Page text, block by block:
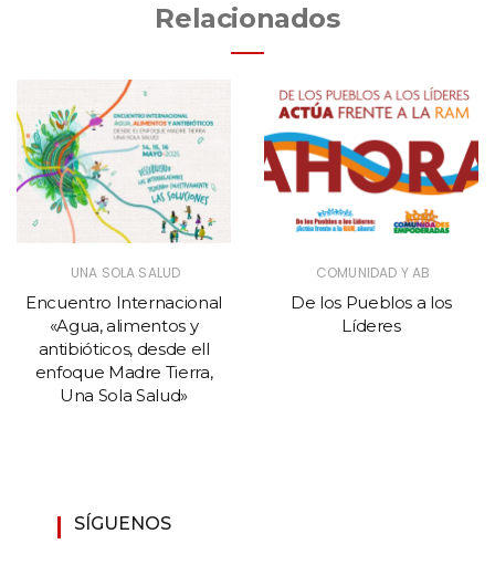
Relacionados
UNA SOLA SALUD
Encuentro Internacional
«Agua, alimentos y
antibióticos, desde ell
enfoque Madre Tierra,
Una Sola Salud»
COMUNIDAD Y AB
De los Pueblos a los
Líderes
SÍGUENOS